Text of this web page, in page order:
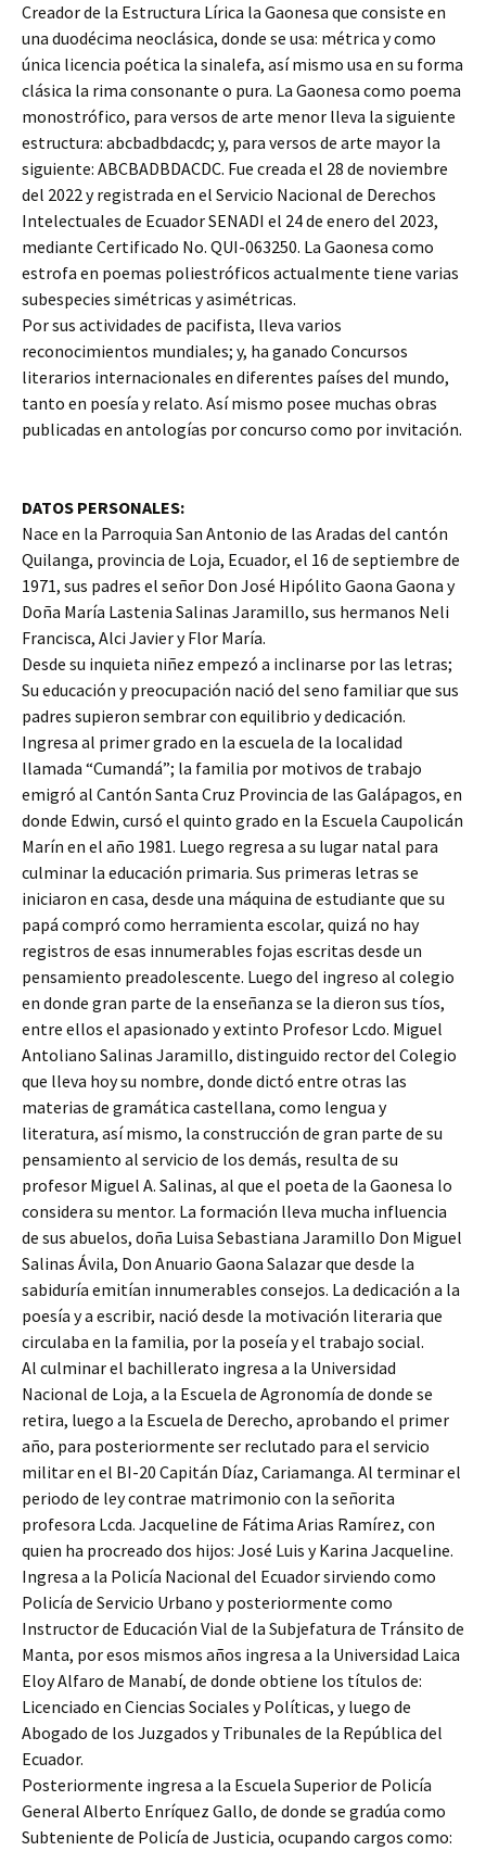
Creador de la Estructura Lírica la Gaonesa que consiste en
una duodécima neoclásica, donde se usa: métrica y como
única licencia poética la sinalefa, así mismo usa en su forma
clásica la rima consonante o pura. La Gaonesa como poema
monostrófico, para versos de arte menor lleva la siguiente
estructura: abcbadbdacdc; y, para versos de arte mayor la
siguiente: ABCBADBDACDC. Fue creada el 28 de noviembre
del 2022 y registrada en el Servicio Nacional de Derechos
Intelectuales de Ecuador SENADI el 24 de enero del 2023,
mediante Certificado No. QUI-063250. La Gaonesa como
estrofa en poemas poliestróficos actualmente tiene varias
subespecies simétricas y asimétricas.
Por sus actividades de pacifista, lleva varios
reconocimientos mundiales; y, ha ganado Concursos
literarios internacionales en diferentes países del mundo,
tanto en poesía y relato. Así mismo posee muchas obras
publicadas en antologías por concurso como por invitación.
DATOS PERSONALES:
Nace en la Parroquia San Antonio de las Aradas del cantón
Quilanga, provincia de Loja, Ecuador, el 16 de septiembre de
1971, sus padres el señor Don José Hipólito Gaona Gaona y
Doña María Lastenia Salinas Jaramillo, sus hermanos Neli
Francisca, Alci Javier y Flor María.
Desde su inquieta niñez empezó a inclinarse por las letras;
Su educación y preocupación nació del seno familiar que sus
padres supieron sembrar con equilibrio y dedicación.
Ingresa al primer grado en la escuela de la localidad
llamada “Cumandá”; la familia por motivos de trabajo
emigró al Cantón Santa Cruz Provincia de las Galápagos, en
donde Edwin, cursó el quinto grado en la Escuela Caupolicán
Marín en el año 1981. Luego regresa a su lugar natal para
culminar la educación primaria. Sus primeras letras se
iniciaron en casa, desde una máquina de estudiante que su
papá compró como herramienta escolar, quizá no hay
registros de esas innumerables fojas escritas desde un
pensamiento preadolescente. Luego del ingreso al colegio
en donde gran parte de la enseñanza se la dieron sus tíos,
entre ellos el apasionado y extinto Profesor Lcdo. Miguel
Antoliano Salinas Jaramillo, distinguido rector del Colegio
que lleva hoy su nombre, donde dictó entre otras las
materias de gramática castellana, como lengua y
literatura, así mismo, la construcción de gran parte de su
pensamiento al servicio de los demás, resulta de su
profesor Miguel A. Salinas, al que el poeta de la Gaonesa lo
considera su mentor. La formación lleva mucha influencia
de sus abuelos, doña Luisa Sebastiana Jaramillo Don Miguel
Salinas Ávila, Don Anuario Gaona Salazar que desde la
sabiduría emitían innumerables consejos. La dedicación a la
poesía y a escribir, nació desde la motivación literaria que
circulaba en la familia, por la poseía y el trabajo social.
Al culminar el bachillerato ingresa a la Universidad
Nacional de Loja, a la Escuela de Agronomía de donde se
retira, luego a la Escuela de Derecho, aprobando el primer
año, para posteriormente ser reclutado para el servicio
militar en el BI-20 Capitán Díaz, Cariamanga. Al terminar el
periodo de ley contrae matrimonio con la señorita
profesora Lcda. Jacqueline de Fátima Arias Ramírez, con
quien ha procreado dos hijos: José Luis y Karina Jacqueline.
Ingresa a la Policía Nacional del Ecuador sirviendo como
Policía de Servicio Urbano y posteriormente como
Instructor de Educación Vial de la Subjefatura de Tránsito de
Manta, por esos mismos años ingresa a la Universidad Laica
Eloy Alfaro de Manabí, de donde obtiene los títulos de:
Licenciado en Ciencias Sociales y Políticas, y luego de
Abogado de los Juzgados y Tribunales de la República del
Ecuador.
Posteriormente ingresa a la Escuela Superior de Policía
General Alberto Enríquez Gallo, de donde se gradúa como
Subteniente de Policía de Justicia, ocupando cargos como: